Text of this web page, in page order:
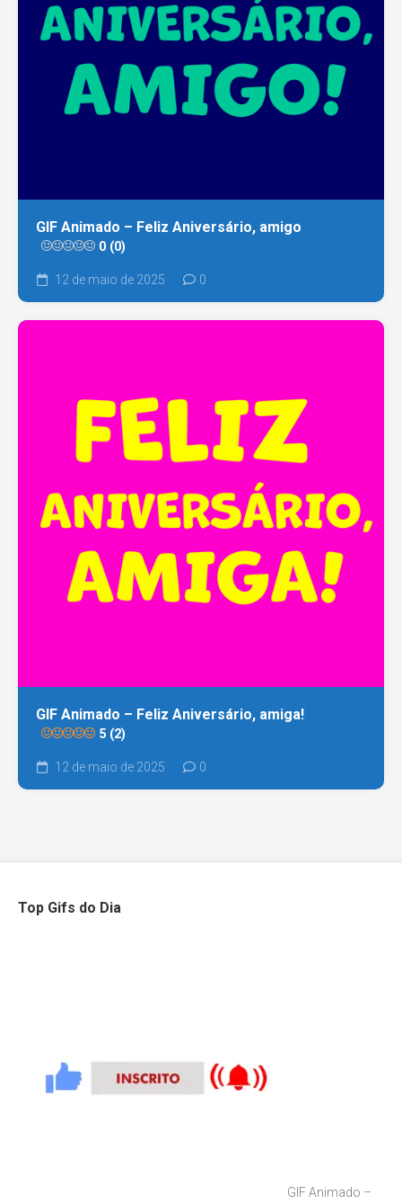
GIF Animado – Feliz Aniversário, amigo
0 (0)
12 de maio de 2025 0
GIF Animado – Feliz Aniversário, amiga!
5 (2)
12 de maio de 2025 0
Top Gifs do Dia
GIF Animado –